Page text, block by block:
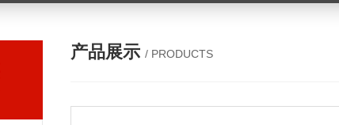
产品展示 / PRODUCTS